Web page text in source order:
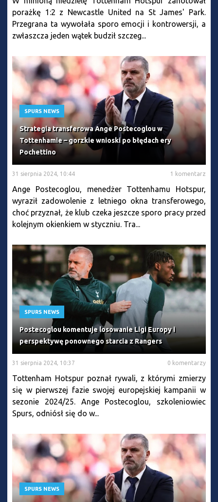
porażkę 1:2 z Newcastle United na St James' Park.
Przegrana ta wywołała sporo emocji i kontrowersji, a
zwłaszcza jeden wątek budził szczeg...
SPURS NEWS
Strategia transferowa Ange Postecoglou w
Tottenhamie – gorzkie wnioski po błędach ery
Pochettino
31 sierpnia 2024, 10:44 1 komentarz
Ange Postecoglou, menedżer Tottenhamu Hotspur,
wyraził zadowolenie z letniego okna transferowego,
choć przyznał, że klub czeka jeszcze sporo pracy przed
kolejnym okienkiem w styczniu. Tra...
SPURS NEWS
Postecoglou komentuje losowanie Ligi Europy i
perspektywę ponownego starcia z Rangers
31 sierpnia 2024, 10:37 0 komentarzy
Tottenham Hotspur poznał rywali, z którymi zmierzy
się w pierwszej fazie swojej europejskiej kampanii w
sezonie 2024/25. Ange Postecoglou, szkoleniowiec
Spurs, odniósł się do w...
SPURS NEWS